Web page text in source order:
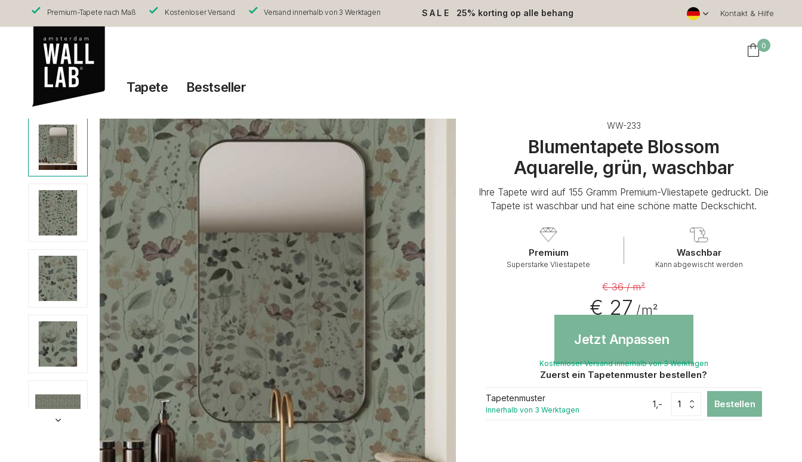
Premium-Tapete nach Maß Kostenloser Versand Versand innerhalb von 3 Werktagen SALE 25% korting op alle behang Kontakt & Hilfe
0
Tapete Bestseller
WW-233
Blumentapete Blossom
Aquarelle, grün, waschbar
Ihre Tapete wird auf 155 Gramm Premium-Vliestapete gedruckt. Die
Tapete ist waschbar und hat eine schöne matte Deckschicht.
Premium
Superstarke Vliestapete
Waschbar
Kann abgewischt werden
€ 36 / m²
€ 27/ m²
Jetzt Anpassen
Kostenloser Versand innerhalb von 3 Werktagen
Zuerst ein Tapetenmuster bestellen?
Tapetenmuster
Innerhalb von 3 Werktagen
1,- Bestellen